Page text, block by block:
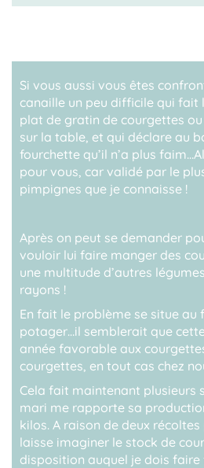
Si vous aussi vous êtes
canaille un peu difficile qui fait
plat de gratin de courgettes
sur la table, et qui déclare au
fourchette qu’il n’a plus
pour vous, car validé par le
pimpignes que je connaisse !
Après on peut se demander
vouloir lui faire manger des
une multitude d’autres
rayons !
En fait le problème se situe au
potager…il semblerait que
année favorable aux
courgettes, en tout cas chez
Cela fait maintenant plusieurs
mari me rapporte sa
kilos. A raison de deux
laisse imaginer le stock de
disposition auquel je dois faire